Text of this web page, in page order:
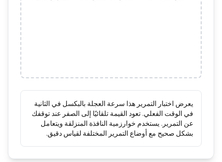
يعرض اختبار التمرير هذا سرعة العجلة بالبكسل في الثانية
في الوقت الفعلي. تعود القيمة تلقائيًا إلى الصفر عند توقفك
عن التمرير. يستخدم خوارزمية النافذة المنزلقة ويتعامل
بشكل صحيح مع أوضاع التمرير المختلفة لقياس دقيق.